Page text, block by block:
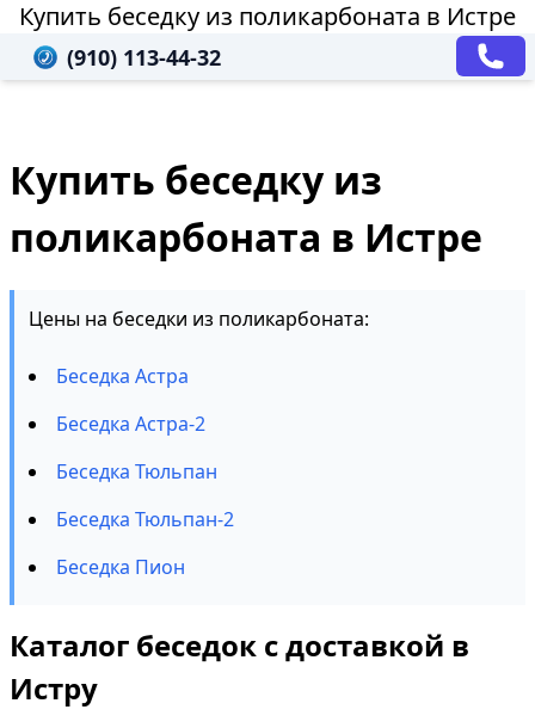
Купить беседку из поликарбоната в Истре
(910) 113-44-32
Купить беседку из
поликарбоната в Истре
Цены на беседки из поликарбоната:
Беседка Астра
Беседка Астра-2
Беседка Тюльпан
Беседка Тюльпан-2
Беседка Пион
Каталог беседок с доставкой в
Истру